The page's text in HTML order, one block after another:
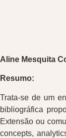
Aline Mesquita
Resumo:
Trata-se de um
bibliográfica
Extensão ou
concepts,